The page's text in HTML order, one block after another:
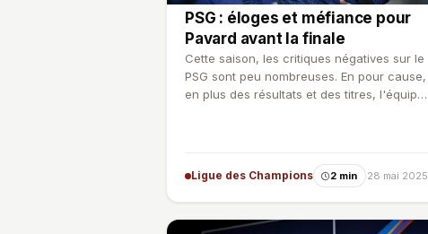
PSG : éloges et méfiance pour
Pavard avant la finale
Cette saison, les critiques négatives sur le
PSG sont peu nombreuses. En pour cause,
en plus des résultats et des titres, l'équipe
Ligue des Champions 2 min 28 mai 2025